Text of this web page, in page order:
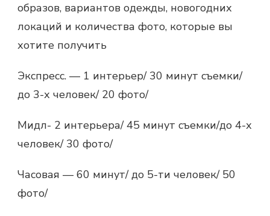
образов, вариантов одежды, новогодних
локаций и количества фото, которые вы
хотите получить
Экспресс. — 1 интерьер/ 30 минут съемки/
до 3-х человек/ 20 фото/
Мидл- 2 интерьера/ 45 минут съемки/до 4-х
человек/ 30 фото/
Часовая — 60 минут/ до 5-ти человек/ 50
фото/